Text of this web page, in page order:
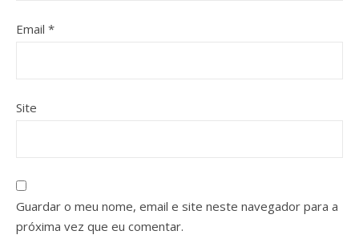
Email *
Site
Guardar o meu nome, email e site neste navegador para a
próxima vez que eu comentar.